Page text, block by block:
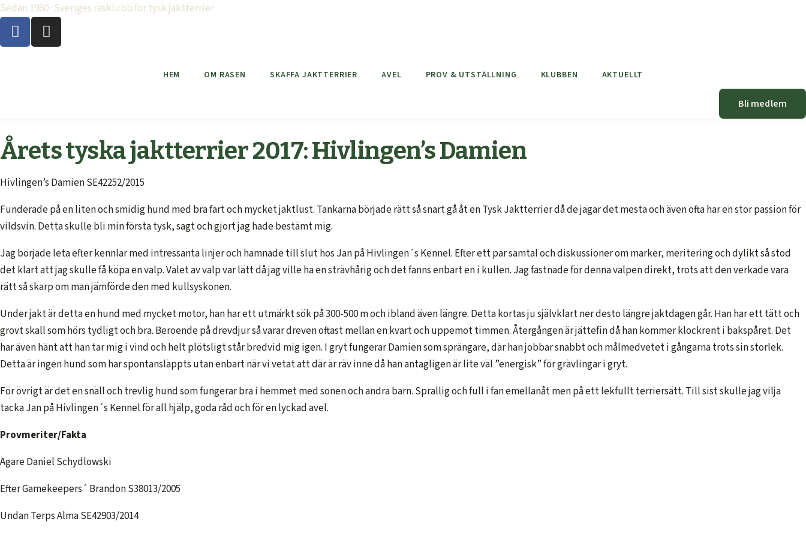
Sedan 1980 · Sveriges rasklubb för tysk jaktterrier
HEM OM RASEN SKAFFA JAKTTERRIER AVEL PROV & UTSTÄLLNING KLUBBEN AKTUELLT
Bli medlem
Årets tyska jaktterrier 2017: Hivlingen’s Damien
Hivlingen’s Damien SE42252/2015
Funderade på en liten och smidig hund med bra fart och mycket jaktlust. Tankarna började rätt så snart gå åt en Tysk Jaktterrier då de jagar det mesta och även ofta har en stor passion för
vildsvin. Detta skulle bli min första tysk, sagt och gjort jag hade bestämt mig.
Jag började leta efter kennlar med intressanta linjer och hamnade till slut hos Jan på Hivlingen´s Kennel. Efter ett par samtal och diskussioner om marker, meritering och dylikt så stod
det klart att jag skulle få köpa en valp. Valet av valp var lätt då jag ville ha en strävhårig och det fanns enbart en i kullen. Jag fastnade för denna valpen direkt, trots att den verkade vara
rätt så skarp om man jämförde den med kullsyskonen.
Under jakt är detta en hund med mycket motor, han har ett utmärkt sök på 300-500 m och ibland även längre. Detta kortas ju självklart ner desto längre jaktdagen går. Han har ett tätt och
grovt skall som hörs tydligt och bra. Beroende på drevdjur så varar dreven oftast mellan en kvart och uppemot timmen. Återgången är jättefin då han kommer klockrent i bakspåret. Det
har även hänt att han tar mig i vind och helt plötsligt står bredvid mig igen. I gryt fungerar Damien som sprängare, där han jobbar snabbt och målmedvetet i gångarna trots sin storlek.
Detta är ingen hund som har spontansläppts utan enbart när vi vetat att där är räv inne då han antagligen är lite väl ”energisk” för grävlingar i gryt.
För övrigt är det en snäll och trevlig hund som fungerar bra i hemmet med sonen och andra barn. Sprallig och full i fan emellanåt men på ett lekfullt terriersätt. Till sist skulle jag vilja
tacka Jan på Hivlingen´s Kennel för all hjälp, goda råd och för en lyckad avel.
Provmeriter/Fakta
Ägare Daniel Schydlowski
Efter Gamekeepers´ Brandon S38013/2005
Undan Terps Alma SE42903/2014